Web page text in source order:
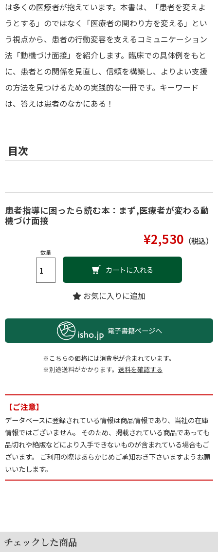
は多くの医療者が抱えています。本書は、「患者を変えよ
うとする」のではなく「医療者の関わり方を変える」とい
う視点から、患者の行動変容を支えるコミュニケーション
法「動機づけ面接」を紹介します。臨床での具体例をもと
に、患者との関係を見直し、信頼を構築し、よりよい支援
の方法を見つけるための実践的な一冊です。キーワード
は、答えは患者のなかにある！
目次
患者指導に困ったら読む本：まず,医療者が変わる動
機づけ面接
¥2,530 （税込）
数量
カートに入れる
お気に入りに追加
電子書籍ページへ
※こちらの価格には消費税が含まれています。
※別途送料がかかります。 送料を確認する
【ご注意】
データベースに登録されている情報は商品情報であり、当社の在庫
情報ではございません。 そのため、掲載されている商品であっても
品切れや絶版などにより入手できないものが含まれている場合もご
ざいます。 ご利用の際はあらかじめご承知おき下さいますようお願
いいたします。
チェックした商品